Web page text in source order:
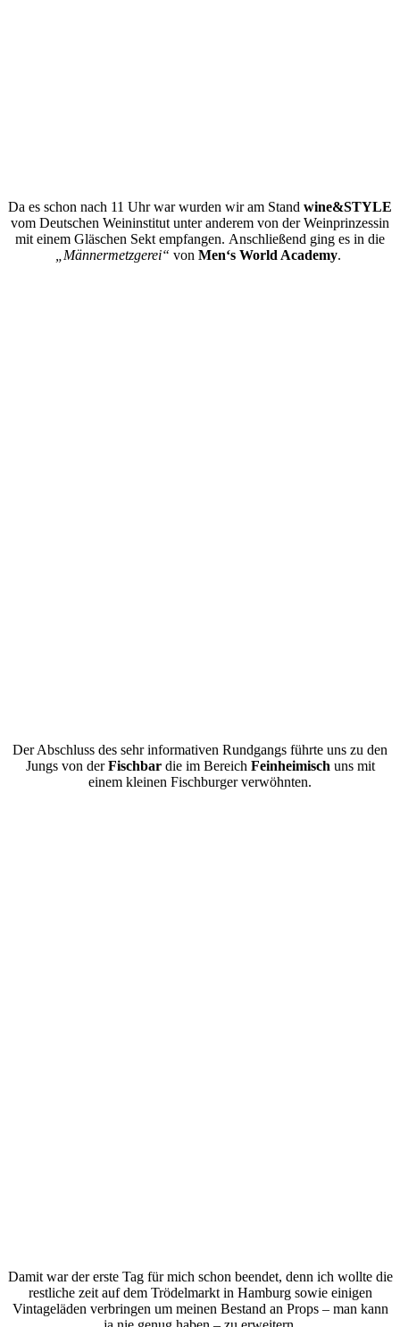
Da es schon nach 11 Uhr war wurden wir am Stand wine&STYLE
vom Deutschen Weininstitut unter anderem von der Weinprinzessin
mit einem Gläschen Sekt empfangen. Anschließend ging es in die
„Männermetzgerei“ von Men‘s World Academy.
Der Abschluss des sehr informativen Rundgangs führte uns zu den
Jungs von derFischbar die im Bereich Feinheimisch uns mit
einem kleinen Fischburger verwöhnten.
Damit war der erste Tag für mich schon beendet, denn ich wollte die
restliche zeit auf dem Trödelmarkt in Hamburg sowie einigen
Vintageläden verbringen um meinen Bestand an Props – man kann